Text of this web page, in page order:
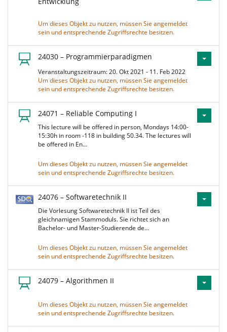
Um dieses Objekt zu nutzen, müssen Sie angemeldet
sein und entsprechende Zugriffsrechte besitzen.
24030 – Programmierparadigmen
Veranstaltungszeitraum: 20. Okt 2021 - 11. Feb 2022
Um dieses Objekt zu nutzen, müssen Sie angemeldet
sein und entsprechende Zugriffsrechte besitzen.
24071 – Reliable Computing I
This lecture will be offered in person, Mondays 14:00-
15:30h in room -118 in building 50.34. The lectures will
be offered in En…
Um dieses Objekt zu nutzen, müssen Sie angemeldet
sein und entsprechende Zugriffsrechte besitzen.
24076 – Softwaretechnik II
Die Vorlesung Softwaretechnik II ist Teil des
gleichnamigen Stammoduls. Sie richtet sich an
Bachelor- und Master-Studierende de…
Um dieses Objekt zu nutzen, müssen Sie angemeldet
sein und entsprechende Zugriffsrechte besitzen.
24079 – Algorithmen II
Um dieses Objekt zu nutzen, müssen Sie angemeldet
sein und entsprechende Zugriffsrechte besitzen.